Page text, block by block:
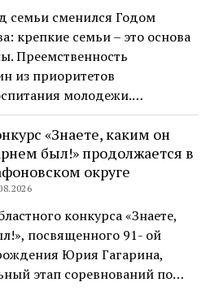
семьи сменился Годом
крепкие семьи – это основа
Преемственность
из приоритетов
молодежи.…
«Знаете, каким он
был!» продолжается в
округе
конкурса «Знаете,
посвященного 91- ой
Юрия Гагарина,
этап соревнований по…